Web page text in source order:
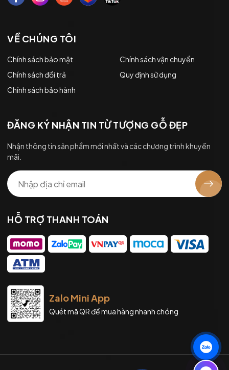
VỀ CHÚNG TÔI
Chính sách bảo mật
Chính sách vận chuyển
Chính sách đổi trả
Quy định sử dụng
Chính sách bảo hành
ĐĂNG KÝ NHẬN TIN TỪ TƯỢNG GỖ ĐẸP
Nhận thông tin sản phẩm mới nhất và các chương trình khuyến
mãi.
HỖ TRỢ THANH TOÁN
Zalo Mini App
Quét mã QR để mua hàng nhanh chóng